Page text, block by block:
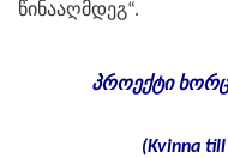
წინააღმდეგ“.
პროექტი
(Kvinna